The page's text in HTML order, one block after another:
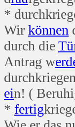
*
Wir können
durch die
Antrag w
ein! (
* fertig